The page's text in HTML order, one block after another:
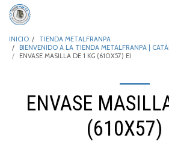
INICIO
TIENDA METALFRANPA
BIENVENIDO A LA TIENDA METALFRANPA |
ENVASE MASILLA DE 1 KG (610X57) EI
ENVASE
(610X57)